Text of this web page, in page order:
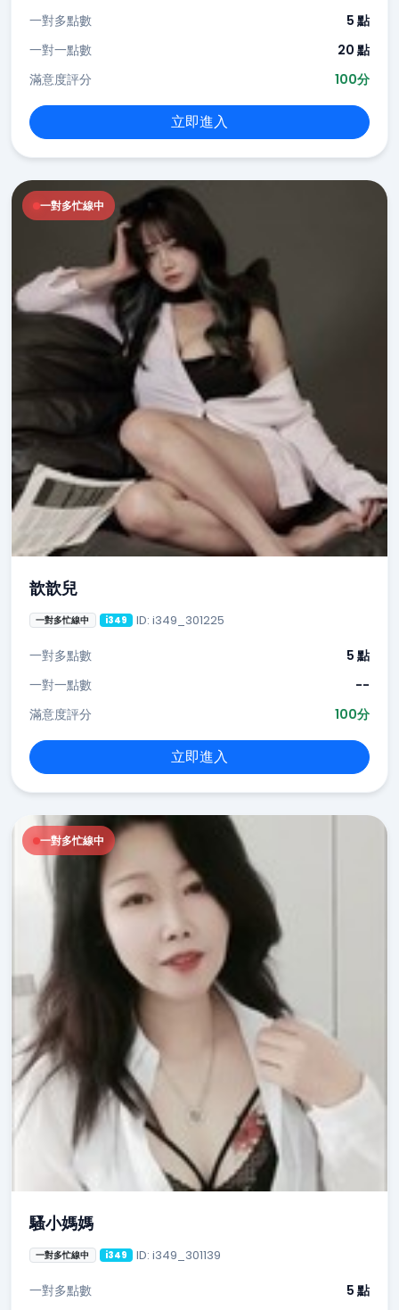
一對多點數
5 點
一對一點數
20 點
滿意度評分
100分
立即進入
一對多忙線中
歆歆兒
一對多忙線中 i349 ID: i349_301225
一對多點數
5 點
一對一點數
--
滿意度評分
100分
立即進入
一對多忙線中
騷小媽媽
一對多忙線中 i349 ID: i349_301139
一對多點數 5 點